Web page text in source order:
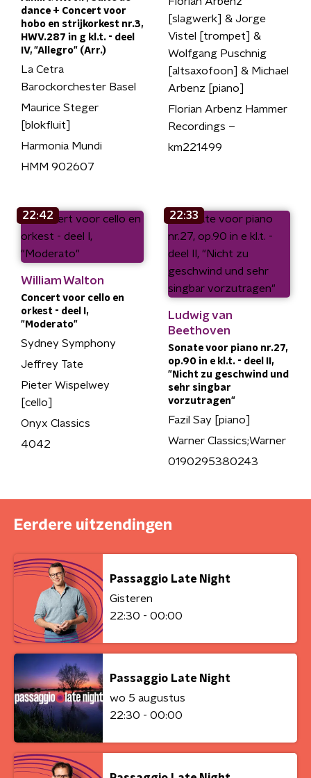
dance + Concert voor
hobo en strijkorkest nr.3,
HWV.287 in g kl.t. - deel
IV, "Allegro" (Arr.)
La Cetra
Barockorchester Basel
Maurice Steger
[blokfluit]
Harmonia Mundi
HMM 902607
[slagwerk] & Jorge
Vistel [trompet] &
Wolfgang Puschnig
[altsaxofoon] & Michael
Arbenz [piano]
Florian Arbenz Hammer
Recordings –
km221499
22:42
William Walton
Concert voor cello en
orkest - deel I,
"Moderato"
Sydney Symphony
Jeffrey Tate
Pieter Wispelwey
[cello]
Onyx Classics
4042
22:33
Ludwig van
Beethoven
Sonate voor piano nr.27,
op.90 in e kl.t. - deel II,
"Nicht zu geschwind und
sehr singbar
vorzutragen"
Fazil Say [piano]
Warner Classics;Warner
0190295380243
Eerdere uitzendingen
Passaggio Late Night
Gisteren
22:30 - 00:00
Passaggio Late Night
wo 5 augustus
22:30 - 00:00